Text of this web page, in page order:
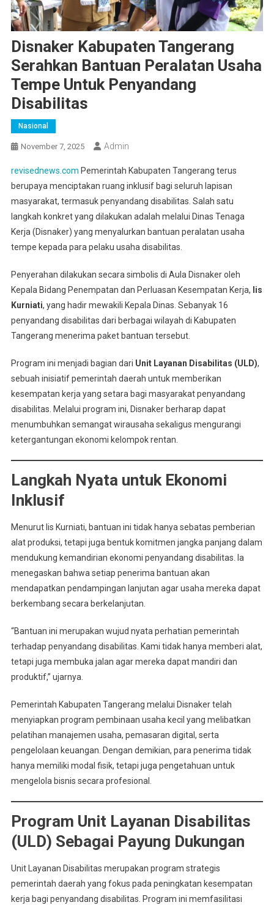
Disnaker Kabupaten Tangerang
Serahkan Bantuan Peralatan Usaha
Tempe Untuk Penyandang
Disabilitas
Nasional
November 7, 2025 Admin
revisednews.com Pemerintah Kabupaten Tangerang terus
berupaya menciptakan ruang inklusif bagi seluruh lapisan
masyarakat, termasuk penyandang disabilitas. Salah satu
langkah konkret yang dilakukan adalah melalui Dinas Tenaga
Kerja (Disnaker) yang menyalurkan bantuan peralatan usaha
tempe kepada para pelaku usaha disabilitas.
Penyerahan dilakukan secara simbolis di Aula Disnaker oleh
Kepala Bidang Penempatan dan Perluasan Kesempatan Kerja, Iis
Kurniati, yang hadir mewakili Kepala Dinas. Sebanyak 16
penyandang disabilitas dari berbagai wilayah di Kabupaten
Tangerang menerima paket bantuan tersebut.
Program ini menjadi bagian dari Unit Layanan Disabilitas (ULD),
sebuah inisiatif pemerintah daerah untuk memberikan
kesempatan kerja yang setara bagi masyarakat penyandang
disabilitas. Melalui program ini, Disnaker berharap dapat
menumbuhkan semangat wirausaha sekaligus mengurangi
ketergantungan ekonomi kelompok rentan.
Langkah Nyata untuk Ekonomi
Inklusif
Menurut Iis Kurniati, bantuan ini tidak hanya sebatas pemberian
alat produksi, tetapi juga bentuk komitmen jangka panjang dalam
mendukung kemandirian ekonomi penyandang disabilitas. Ia
menegaskan bahwa setiap penerima bantuan akan
mendapatkan pendampingan lanjutan agar usaha mereka dapat
berkembang secara berkelanjutan.
“Bantuan ini merupakan wujud nyata perhatian pemerintah
terhadap penyandang disabilitas. Kami tidak hanya memberi alat,
tetapi juga membuka jalan agar mereka dapat mandiri dan
produktif,” ujarnya.
Pemerintah Kabupaten Tangerang melalui Disnaker telah
menyiapkan program pembinaan usaha kecil yang melibatkan
pelatihan manajemen usaha, pemasaran digital, serta
pengelolaan keuangan. Dengan demikian, para penerima tidak
hanya memiliki modal fisik, tetapi juga pengetahuan untuk
mengelola bisnis secara profesional.
Program Unit Layanan Disabilitas
(ULD) Sebagai Payung Dukungan
Unit Layanan Disabilitas merupakan program strategis
pemerintah daerah yang fokus pada peningkatan kesempatan
kerja bagi penyandang disabilitas. Program ini memfasilitasi